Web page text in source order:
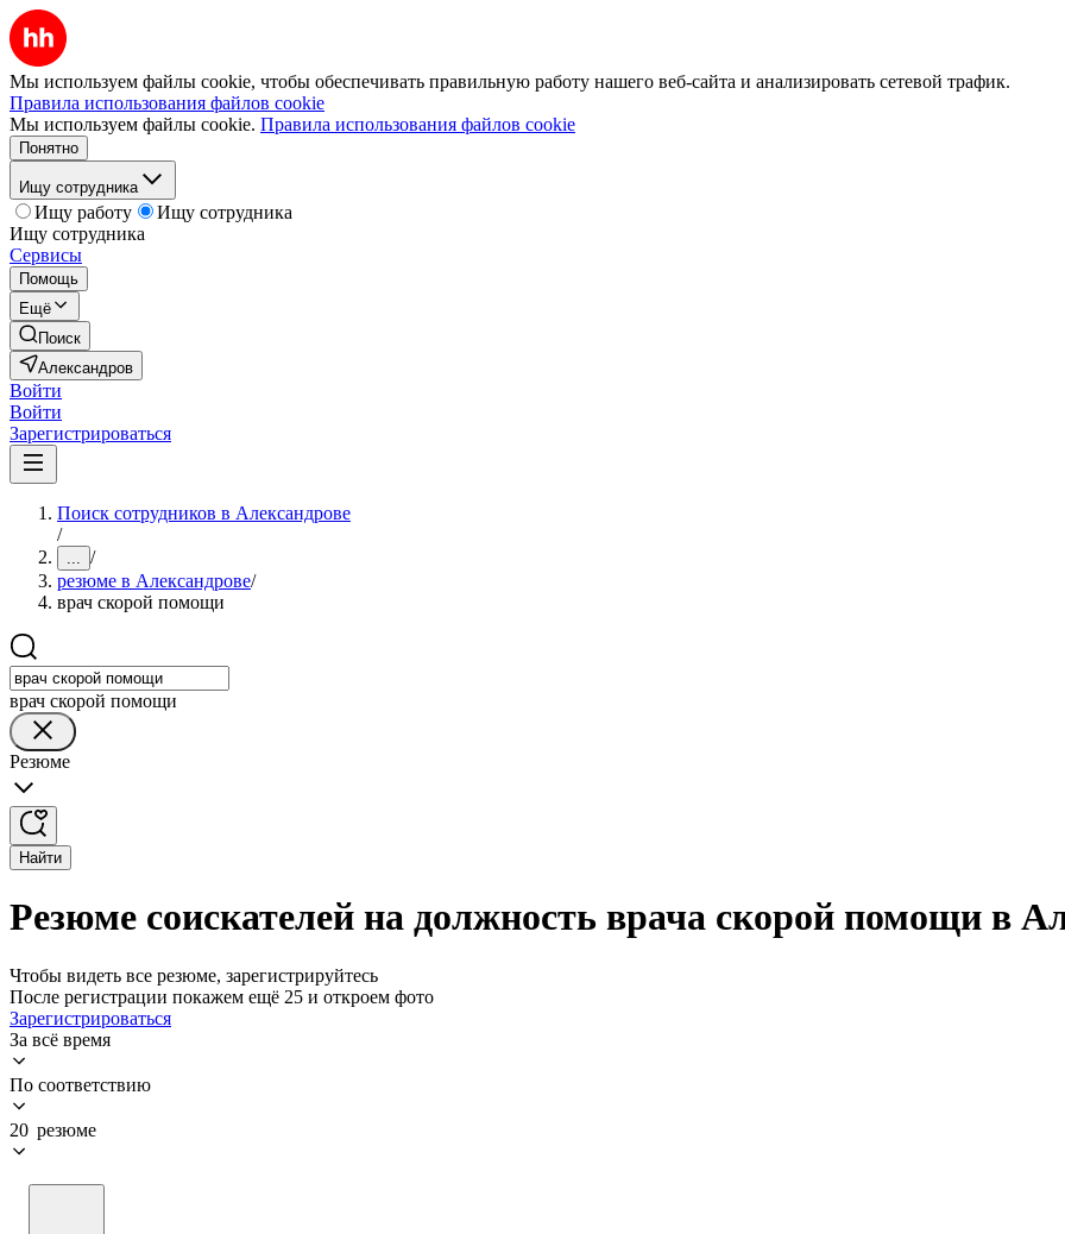
Мы используем файлы cookie, чтобы обеспечивать правильную работу нашего веб-сайта и анализировать сетевой трафик.
Правила использования файлов cookie
Мы используем файлы cookie. Правила использования файлов cookie
Понятно
Ищу сотрудника
Ищу работу
Ищу сотрудника
Ищу сотрудника
Сервисы
Помощь
Ещё
Поиск
Александров
Войти
Войти
Зарегистрироваться
Поиск сотрудников в Александрове
/
... /
резюме в Александрове/
врач скорой помощи
врач скорой помощи
Резюме
Найти
Резюме соискателей на должность врача скорой помощи в
Чтобы видеть все резюме, зарегистрируйтесь
После регистрации покажем ещё 25 и откроем фото
Зарегистрироваться
За всё время
По соответствию
20 резюме